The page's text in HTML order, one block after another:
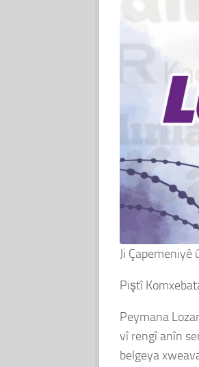
Ji Çapemeniyê
Piştî
Peymana
vî rengî anîn
belgeya